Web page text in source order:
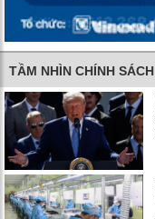
TẦM NHÌN CHÍNH SÁCH